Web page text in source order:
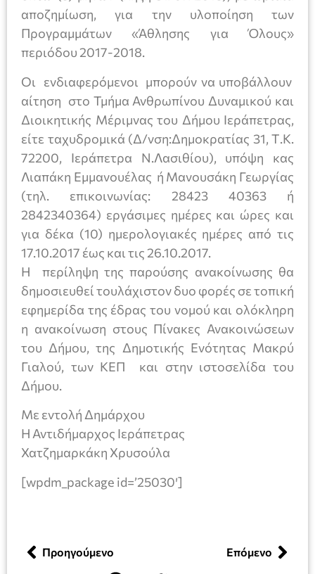
αποζημίωση, για την υλοποίηση των
Προγραμμάτων «Άθλησης για Όλους»
περιόδου 2017-2018.
Οι ενδιαφερόμενοι μπορούν να υποβάλλουν
αίτηση στο Τμήμα Ανθρωπίνου Δυναμικού και
Διοικητικής Μέριμνας του Δήμου Ιεράπετρας,
είτε ταχυδρομικά (Δ/νση:Δημοκρατίας 31, Τ.Κ.
72200, Ιεράπετρα Ν.Λασιθίου), υπόψη κας
Λιαπάκη Εμμανουέλας ή Μανουσάκη Γεωργίας
(τηλ. επικοινωνίας: 28423 40363 ή
2842340364) εργάσιμες ημέρες και ώρες και
για δέκα (10) ημερολογιακές ημέρες από τις
17.10.2017 έως και τις 26.10.2017.
Η περίληψη της παρούσης ανακοίνωσης θα
δημοσιευθεί τουλάχιστον δυο φορές σε τοπική
εφημερίδα της έδρας του νομού και ολόκληρη
η ανακοίνωση στους Πίνακες Ανακοινώσεων
του Δήμου, της Δημοτικής Ενότητας Μακρύ
Γιαλού, των ΚΕΠ και στην ιστοσελίδα του
Δήμου.
Με εντολή Δημάρχου
Η Αντιδήμαρχος Ιεράπετρας
Χατζημαρκάκη Χρυσούλα
[wpdm_package id=’25030′]
Προηγούμενο Επόμενο